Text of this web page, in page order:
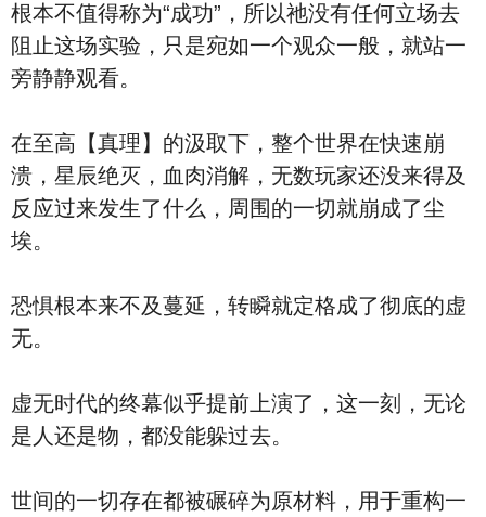
根本不值得称为“成功”，所以祂没有任何立场去
阻止这场实验，只是宛如一个观众一般，就站一
旁静静观看。
在至高【真理】的汲取下，整个世界在快速崩
溃，星辰绝灭，血肉消解，无数玩家还没来得及
反应过来发生了什么，周围的一切就崩成了尘
埃。
恐惧根本来不及蔓延，转瞬就定格成了彻底的虚
无。
虚无时代的终幕似乎提前上演了，这一刻，无论
是人还是物，都没能躲过去。
世间的一切存在都被碾碎为原材料，用于重构一